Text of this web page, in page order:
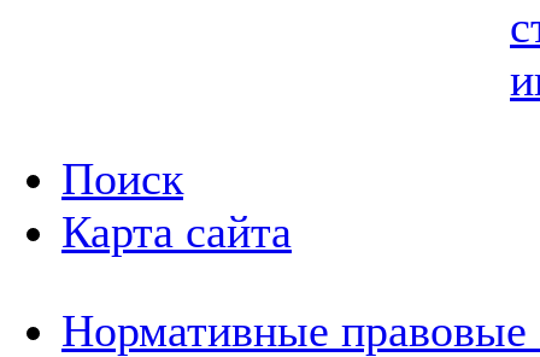
Поиск
Карта сайта
Нормативные правовые